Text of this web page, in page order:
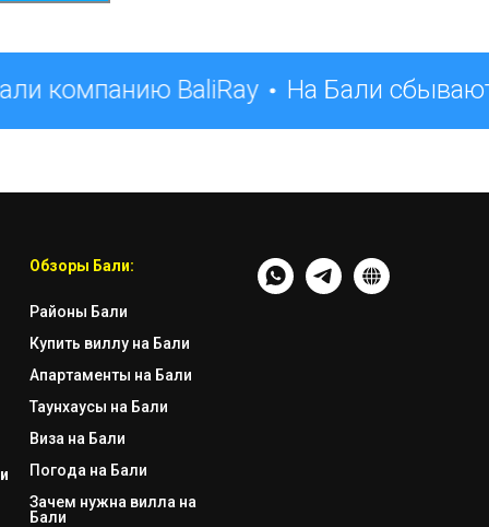
компанию BaliRay На Бали
Обзоры Бали:
Районы Бали
Купить виллу на Бали
Апартаменты на Бали
Таунхаусы на Бали
Виза на Бали
Погода на Бали
Зачем нужна вилла на
Бали